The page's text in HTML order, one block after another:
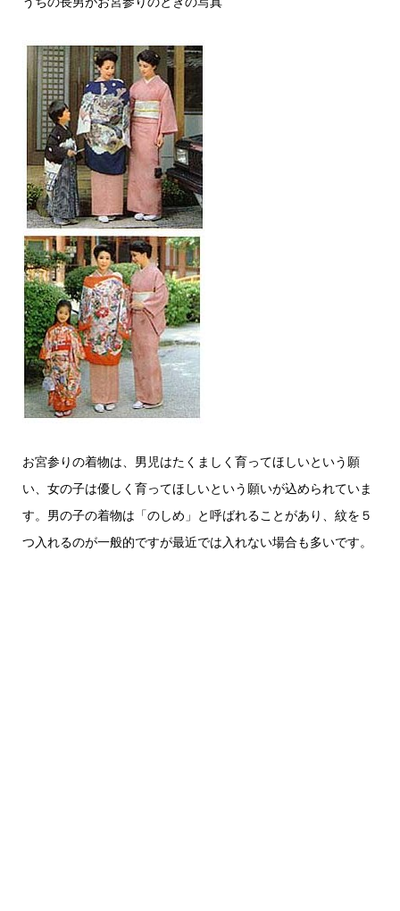
お宮参りの着物は、男児はたくましく育ってほしいという願
い、女の子は優しく育ってほしいという願いが込められていま
す。男の子の着物は「のしめ」と呼ばれることがあり、紋を５
つ入れるのが一般的ですが最近では入れない場合も多いです。